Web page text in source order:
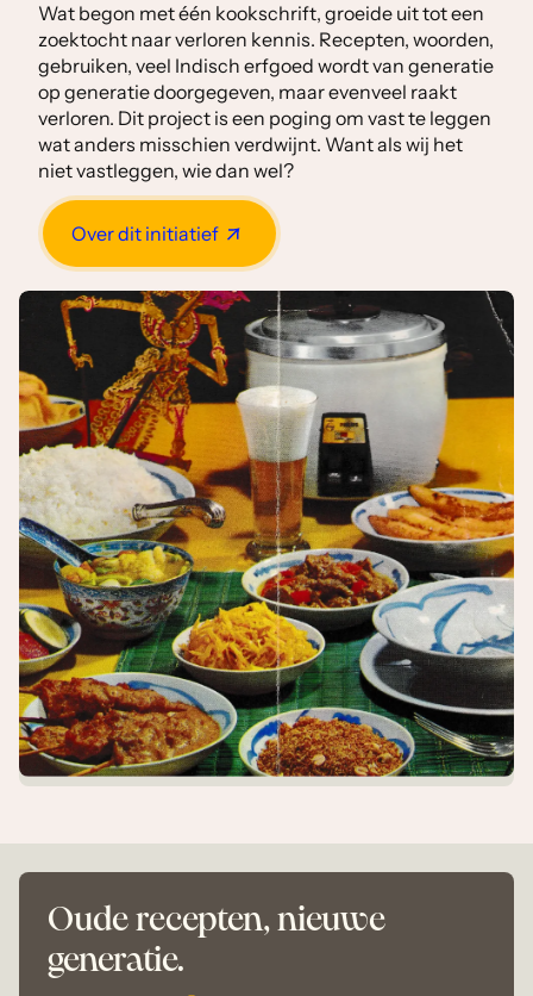
Wat begon met één kookschrift, groeide uit tot een
zoektocht naar verloren kennis. Recepten, woorden,
gebruiken, veel Indisch erfgoed wordt van generatie
op generatie doorgegeven, maar evenveel raakt
verloren. Dit project is een poging om vast te leggen
wat anders misschien verdwijnt. Want als wij het
niet vastleggen, wie dan wel?
Over dit initiatief
Oude recepten, nieuwe
generatie.